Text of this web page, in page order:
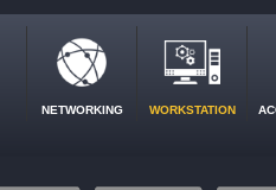
NETWORKING WORKSTATION